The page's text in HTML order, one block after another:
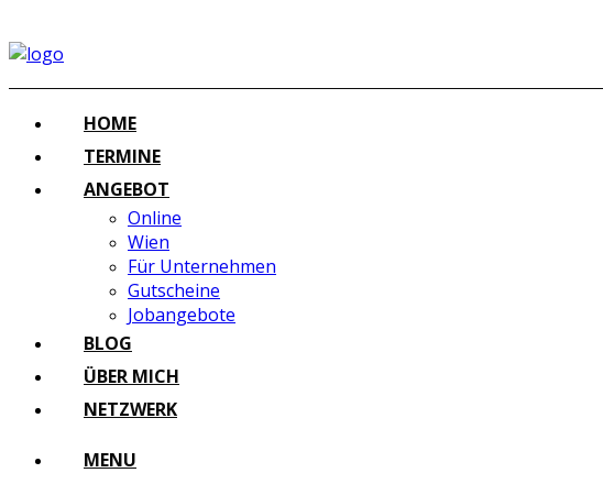
HOME
TERMINE
ANGEBOT
Online
Wien
Für Unternehmen
Gutscheine
Jobangebote
BLOG
ÜBER MICH
NETZWERK
MENU